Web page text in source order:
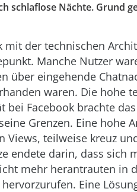
schlaflose Nächte. Grund
mit der technischen
Manche Nutzer
über eingehende
waren. Die hohe
bei Facebook brachte
Grenzen. Eine hohe
teilweise kreuz
endete darin, dass sich
mehr herantrauten in
Eine